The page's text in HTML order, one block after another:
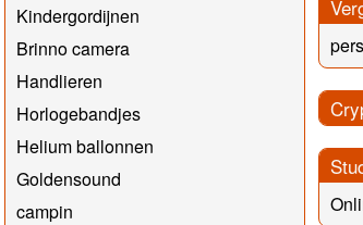
Kindergordijnen
Brinno camera
Handlieren
Horlogebandjes
Helium ballonnen
Goldensound
campin